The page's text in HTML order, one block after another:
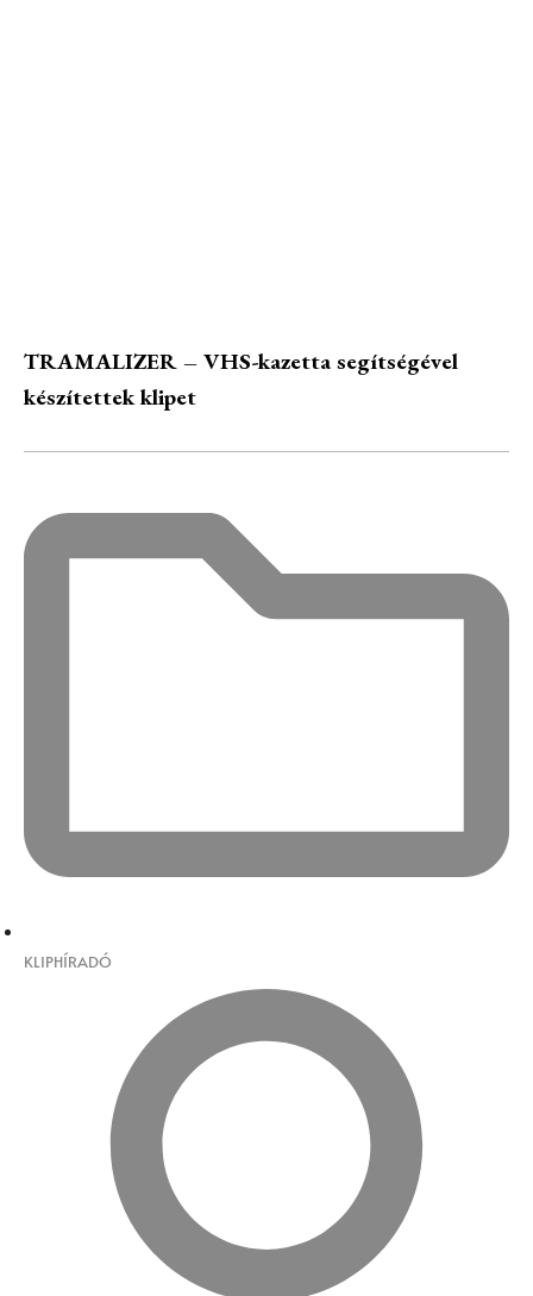
TRAMALIZER – VHS-kazetta segítségével
készítettek klipet
KLIPHÍRADÓ